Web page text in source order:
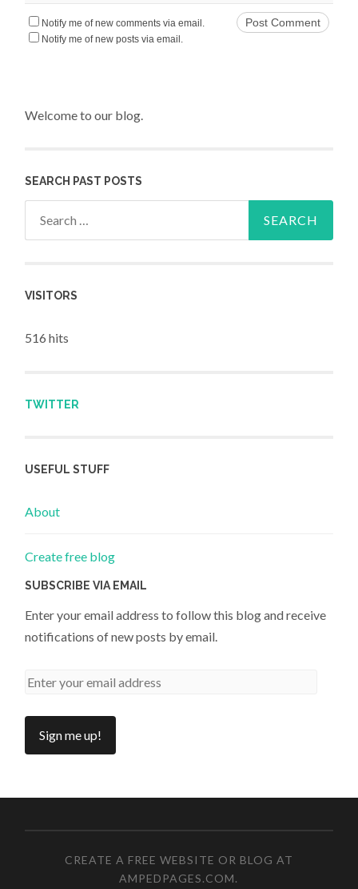
Notify me of new comments via email.
Notify me of new posts via email.
Welcome to our blog.
SEARCH PAST POSTS
VISITORS
516 hits
TWITTER
USEFUL STUFF
About
Create free blog
SUBSCRIBE VIA EMAIL
Enter your email address to follow this blog and receive
notifications of new posts by email.
CREATE A FREE WEBSITE OR BLOG AT
AMPEDPAGES.COM.